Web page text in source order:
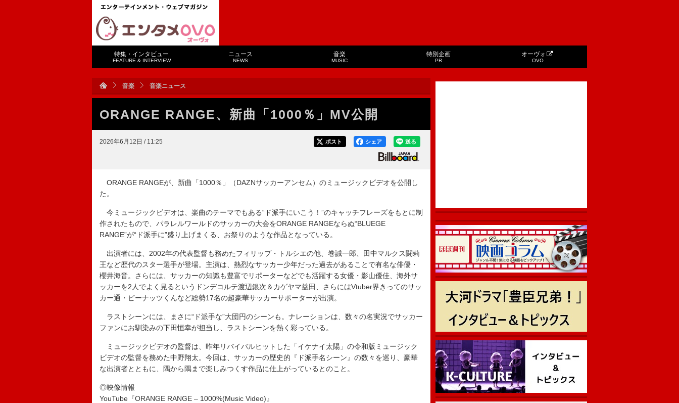
特集・インタビュー
FEATURE & INTERVIEW
ニュース
NEWS
音楽
MUSIC
特別企画
PR
オーヴォ
OVO
音楽 音楽ニュース
ORANGE RANGE、新曲「1000％」MV公開
2026年6月12日 / 11:25 送る
シェア
ポスト
ORANGE RANGEが、新曲「1000％」（DAZNサッカーアンセム）のミュージックビデオを公開し
た。
今ミュージックビデオは、楽曲のテーマでもある“ド派手にいこう！”のキャッチフレーズをもとに制
作されたもので、パラレルワールドのサッカーの大会をORANGE RANGEならぬ“BLUEGE
RANGE”が“ド派手に”盛り上げまくる、お祭りのような作品となっている。
出演者には、2002年の代表監督も務めたフィリップ・トルシエの他、巻誠一郎、田中マルクス闘莉
王など歴代のスター選手が登場。主演は、熱烈なサッカー少年だった過去があることで有名な俳優・
櫻井海音。さらには、サッカーの知識も豊富でリポーターなどでも活躍する女優・影山優佳、海外サ
ッカーを2人でよく見るというドンデコルテ渡辺銀次＆カゲヤマ益田、さらにはVtuber界きってのサッ
カー通・ピーナッツくんなど総勢17名の超豪華サッカーサポーターが出演。
ラストシーンには、まさに“ド派手な”大団円のシーンも。ナレーションは、数々の名実況でサッカー
ファンにお馴染みの下田恒幸が担当し、ラストシーンを熱く彩っている。
ミュージックビデオの監督は、昨年リバイバルヒットした「イケナイ太陽」の令和版ミュージック
ビデオの監督を務めた中野翔太。今回は、サッカーの歴史的『ド派手名シーン』の数々を巡り、豪華
な出演者とともに、隅から隅まで楽しみつくす作品に仕上がっているとのこと。
◎映像情報
YouTube『ORANGE RANGE – 1000%(Music Video)』